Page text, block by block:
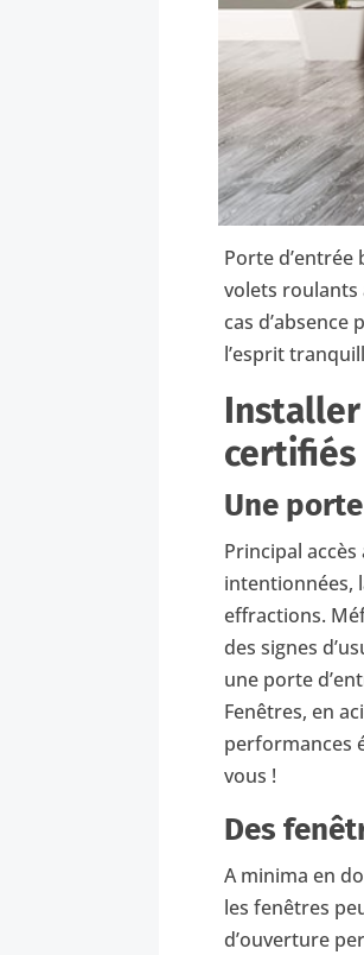
Porte
volets roulants
cas
l’esprit
certifiés
Une
Principal
intentionnées,
effractions.
des signes
une porte
Fenêtres, en
performances
vous !
Des
A minima en
les fenêtres
d’ouverture